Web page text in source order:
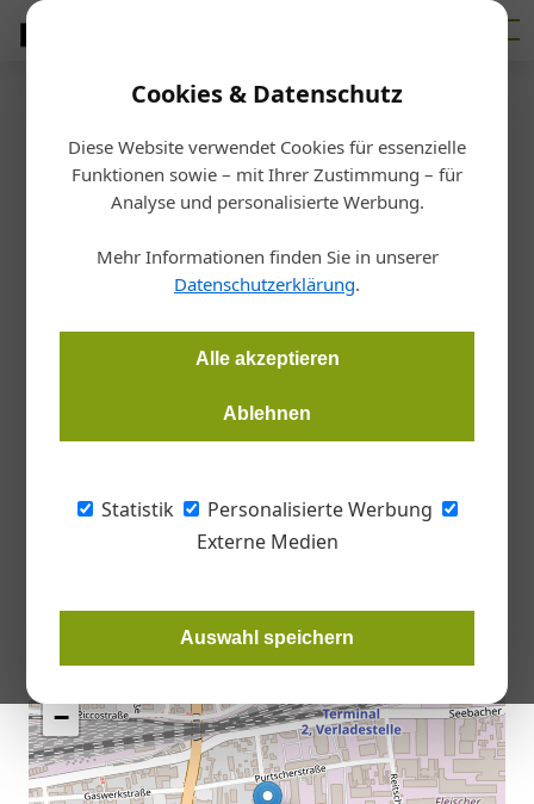
Cookies & Datenschutz
Diese Website verwendet Cookies für essenzielle
Funktionen sowie – mit Ihrer Zustimmung – für
Analyse und personalisierte Werbung.
Mehr Informationen finden Sie in unserer
Datenschutzerklärung.
Alle akzeptieren
Ablehnen
Statistik
Personalisierte Werbung
Externe Medien
Auswahl speichern
Firmenverzeichnis › Holzpartner HandelsgmbH
Holzpartner
HandelsgmbH
Emil-von-Behring-Straße 22, 9500 Villach, Österreich
HandelsgmbH“ mit Sitz in Villach sowie der Holzland
Einkaufs-, Organisations- wie auch Vertriebssynergien
auf einen Blick auf der Webseite und „Unsere Standorte“
−